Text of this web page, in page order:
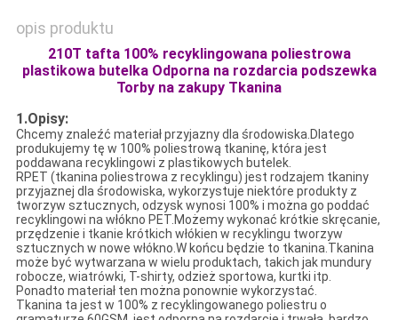
opis produktu
210T tafta 100% recyklingowana poliestrowa
plastikowa butelka Odporna na rozdarcia podszewka
Torby na zakupy Tkanina
1.Opisy:
Chcemy znaleźć materiał przyjazny dla środowiska.Dlatego
produkujemy tę w 100% poliestrową tkaninę, która jest
poddawana recyklingowi z plastikowych butelek.
RPET (tkanina poliestrowa z recyklingu) jest rodzajem tkaniny
przyjaznej dla środowiska, wykorzystuje niektóre produkty z
tworzyw sztucznych, odzysk wynosi 100% i można go poddać
recyklingowi na włókno PET.Możemy wykonać krótkie skręcanie,
przędzenie i tkanie krótkich włókien w recyklingu tworzyw
sztucznych w nowe włókno.W końcu będzie to tkanina.Tkanina
może być wytwarzana w wielu produktach, takich jak mundury
robocze, wiatrówki, T-shirty, odzież sportowa, kurtki itp.
Ponadto materiał ten można ponownie wykorzystać.
Tkanina ta jest w 100% z recyklingowanego poliestru o